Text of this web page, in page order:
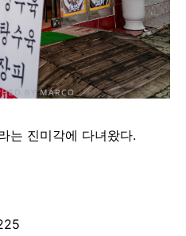
는 진미각에 다녀왔다.